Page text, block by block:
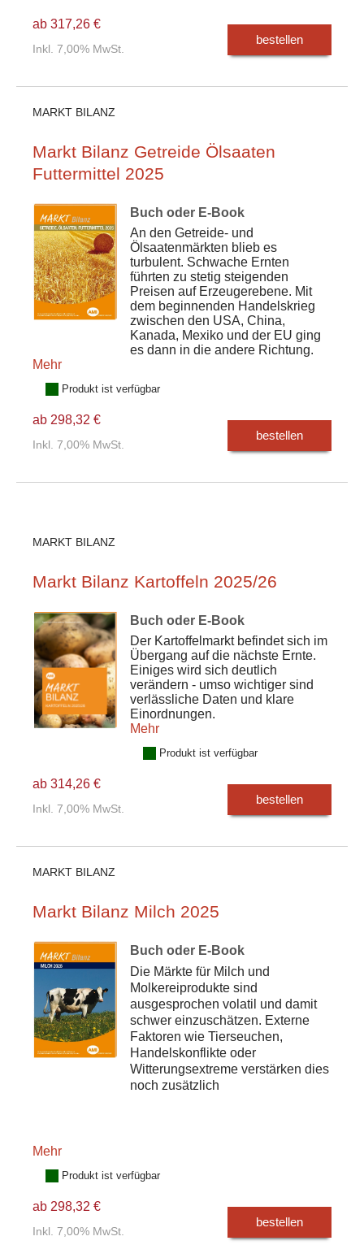
ab 317,26 €
Inkl. 7,00% MwSt.
bestellen
MARKT BILANZ
Markt Bilanz Getreide Ölsaaten
Futtermittel 2025
Buch oder E-Book
An den Getreide- und
Ölsaatenmärkten blieb es
turbulent. Schwache Ernten
führten zu stetig steigenden
Preisen auf Erzeugerebene. Mit
dem beginnenden Handelskrieg
zwischen den USA, China,
Kanada, Mexiko und der EU ging
es dann in die andere Richtung.
Mehr
Produkt ist verfügbar
ab 298,32 €
Inkl. 7,00% MwSt.
bestellen
MARKT BILANZ
Markt Bilanz Kartoffeln 2025/26
Buch oder E-Book
Der Kartoffelmarkt befindet sich im
Übergang auf die nächste Ernte.
Einiges wird sich deutlich
verändern - umso wichtiger sind
verlässliche Daten und klare
Einordnungen.
Mehr
Produkt ist verfügbar
ab 314,26 €
Inkl. 7,00% MwSt.
bestellen
MARKT BILANZ
Markt Bilanz Milch 2025
Buch oder E-Book
Die Märkte für Milch und
Molkereiprodukte sind
ausgesprochen volatil und damit
schwer einzuschätzen. Externe
Faktoren wie Tierseuchen,
Handelskonflikte oder
Witterungsextreme verstärken dies
noch zusätzlich
Mehr
Produkt ist verfügbar
ab 298,32 €
Inkl. 7,00% MwSt.
bestellen